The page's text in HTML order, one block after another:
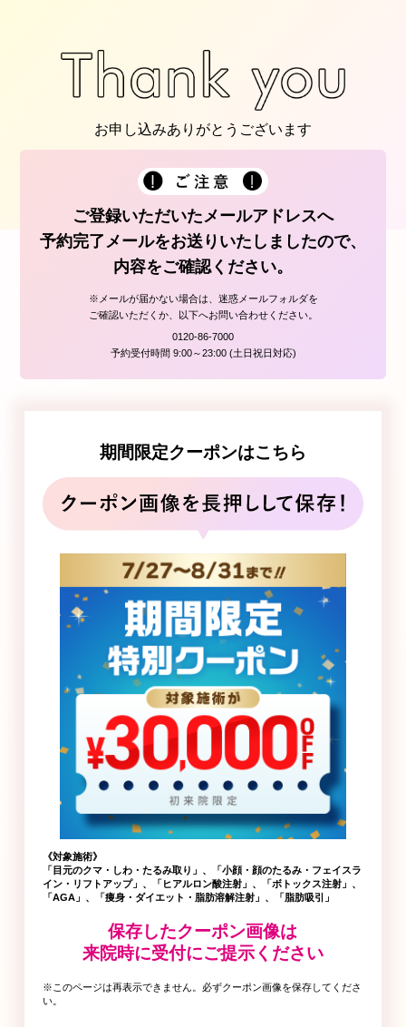
お申し込みありがとうございます
ご登録いただいたメールアドレスへ
予約完了メールをお送りいたしましたので、
内容をご確認ください。
※メールが届かない場合は、迷惑メールフォルダを
ご確認いただくか、以下へお問い合わせください。
0120-86-7000
予約受付時間 9:00～23:00 (土日祝日対応)
期間限定クーポンはこちら
《対象施術》
「目元のクマ・しわ・たるみ取り」、「小顔・顔のたるみ・フェイスラ
イン・リフトアップ」、「ヒアルロン酸注射」、「ボトックス注射」、
「AGA」、「痩身・ダイエット・脂肪溶解注射」、「脂肪吸引」
保存したクーポン画像は
来院時に受付にご提示ください
※このページは再表示できません。必ずクーポン画像を保存してくださ
い。